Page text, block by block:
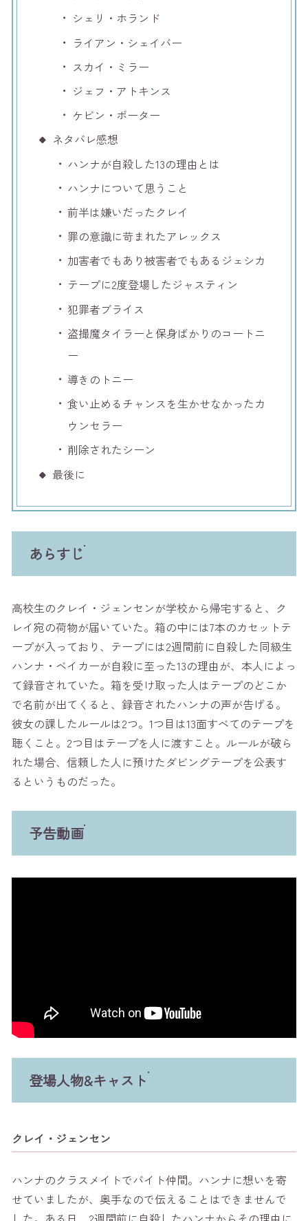
シェリ・ホランド
ライアン・シェイバー
スカイ・ミラー
ジェフ・アトキンス
ケビン・ポーター
ネタバレ感想
ハンナが自殺した13の理由とは
ハンナについて思うこと
前半は嫌いだったクレイ
罪の意識に苛まれたアレックス
加害者でもあり被害者でもあるジェシカ
テープに2度登場したジャスティン
犯罪者ブライス
盗撮魔タイラーと保身ばかりのコートニ
ー
導きのトニー
食い止めるチャンスを生かせなかったカ
ウンセラー
削除されたシーン
最後に
あらすじ
高校生のクレイ・ジェンセンが学校から帰宅すると、ク
レイ宛の荷物が届いていた。箱の中には7本のカセットテ
ープが入っており、テープには2週間前に自殺した同級生
ハンナ・ベイカーが自殺に至った13の理由が、本人によっ
て録音されていた。箱を受け取った人はテープのどこか
で名前が出てくると、録音されたハンナの声が告げる。
彼女の課したルールは2つ。1つ目は13面すべてのテープを
聴くこと。2つ目はテープを人に渡すこと。ルールが破ら
れた場合、信頼した人に預けたダビングテープを公表す
るというものだった。
予告動画
登場人物&キャスト
クレイ・ジェンセン
ハンナのクラスメイトでバイト仲間。ハンナに想いを寄
せていましたが、奥手なので伝えることはできませんで